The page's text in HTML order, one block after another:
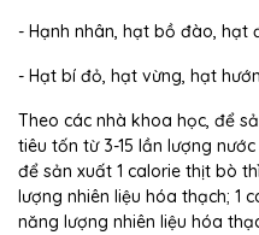
- Hạnh nhân, hạt bồ đào, hạt
- Hạt bí đỏ, hạt vừng, hạt
Theo các nhà khoa học, để
tiêu tốn từ 3-15 lần lượng
để sản xuất 1 calorie thịt bò
lượng nhiên liệu hóa thạch; 1
năng lượng nhiên liệu hóa